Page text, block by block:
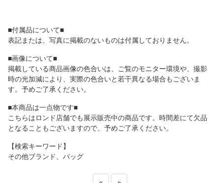
■付属品について■
表記または、写真に掲載のないものは付属しておりません。
■画像について■
掲載している商品画像の色合いは、ご覧のモニター環境や、撮影
時の光加減により、実際の色合いと若干異なる場合もございま
す。予めご了承ください。
■本商品は一点物です■
こちらはロンド店舗でも展示販売中の商品です。時間差にて欠品
となることもございますので、予めご了承ください。
【検索キーワード】
その他ブランド、バッグ